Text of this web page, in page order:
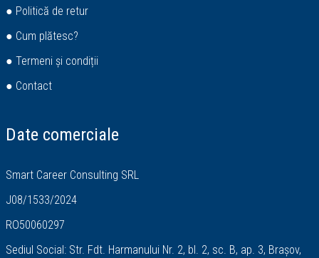
● Politică de retur
● Cum plătesc?
● Termeni și condiții
● Contact
Date comerciale
Smart Career Consulting SRL
J08/1533/2024
RO50060297
Sediul Social: Str. Fdt. Harmanului Nr. 2, bl. 2, sc. B, ap. 3, Brașov,